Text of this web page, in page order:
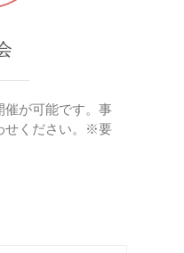
催が可能です。事
せください。※要